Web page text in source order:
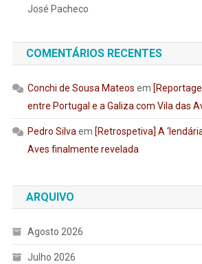
José Pacheco
COMENTÁRIOS RECENTES
Conchi de Sousa Mateos em
entre Portugal e a Galiza com Vila das
Pedro Silva em [Retrospetiva] A
Aves finalmente revelada
ARQUIVO
Agosto 2026
Julho 2026